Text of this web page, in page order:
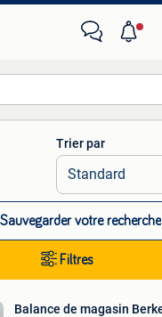
Toutes les distances…
Trier par
Sauvegarder votre recherche
Filtres
Balance de magasin